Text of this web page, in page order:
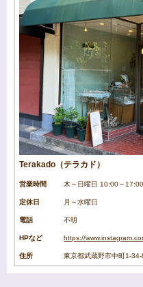
Terakado（テラカド）
営業時間 木～日曜日 10:00～17:00
定休日 月～水曜日
電話 不明
HPなど https://
住所 東京都武蔵野市中町1-